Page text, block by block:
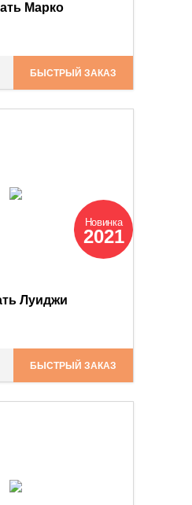
Марко
БЫСТРЫЙ ЗАКАЗ
Новинка
2021
Луиджи
БЫСТРЫЙ ЗАКАЗ